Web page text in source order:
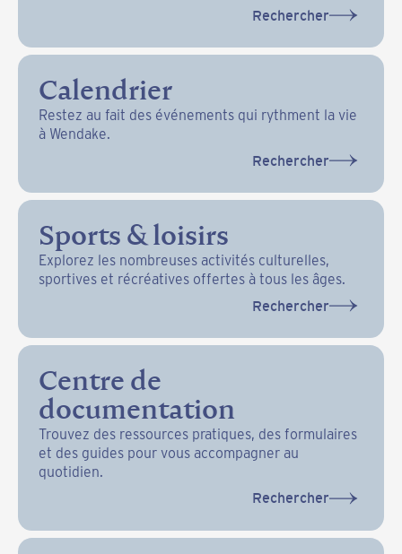
Rechercher
Calendrier
Restez au fait des événements qui rythment la vie
à Wendake.
Rechercher
Sports & loisirs
Explorez les nombreuses activités culturelles,
sportives et récréatives offertes à tous les âges.
Rechercher
Centre de
documentation
Trouvez des ressources pratiques, des formulaires
et des guides pour vous accompagner au
quotidien.
Rechercher